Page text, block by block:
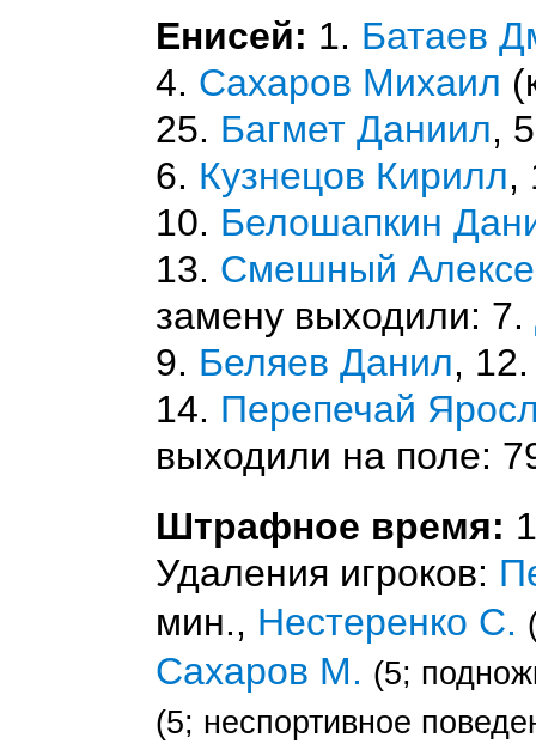
Енисей: 1. Батаев
4. Сахаров Михаил
25. Багмет Даниил,
6. Кузнецов Кирилл,
10. Белошапкин
13. Смешный
замену выходили: 7.
9. Беляев Данил,
14. Перепечай
выходили на поле:
Штрафное время:
Удаления игроков:
мин., Нестеренко С.
Сахаров М. (5;
(5; неспортивное